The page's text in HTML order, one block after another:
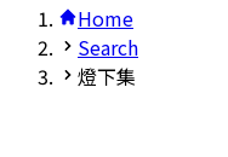
Home
Search
燈下集